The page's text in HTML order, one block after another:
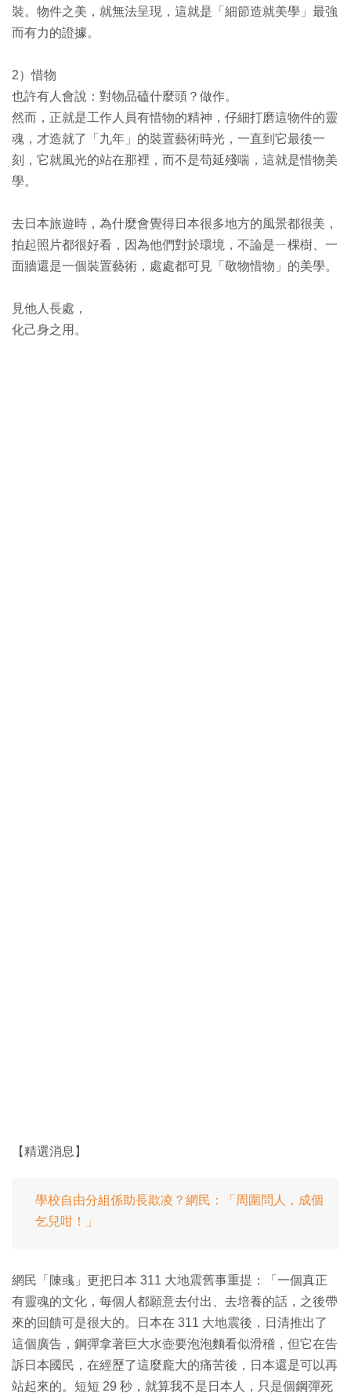
裝。物件之美，就無法呈現，這就是「細節造就美學」最強
而有力的證據。
2）惜物
也許有人會說：對物品磕什麼頭？做作。
然而，正就是工作人員有惜物的精神，仔細打磨這物件的靈
魂，才造就了「九年」的裝置藝術時光，一直到它最後一
刻，它就風光的站在那裡，而不是苟延殘喘，這就是惜物美
學。
去日本旅遊時，為什麼會覺得日本很多地方的風景都很美，
拍起照片都很好看，因為他們對於環境，不論是ㄧ棵樹、一
面牆還是一個裝置藝術，處處都可見「敬物惜物」的美學。
見他人長處，
化己身之用。
【精選消息】
學校自由分組係助長欺凌？網民：「周圍問人，成個
乞兒咁！」
網民「陳彧」更把日本 311 大地震舊事重提：「一個真正
有靈魂的文化，每個人都願意去付出、去培養的話，之後帶
來的回饋可是很大的。日本在 311 大地震後，日清推出了
這個廣告，鋼彈拿著巨大水壺要泡泡麵看似滑稽，但它在告
訴日本國民，在經歷了這麼龐大的痛苦後，日本還是可以再
站起來的。短短 29 秒，就算我不是日本人，只是個鋼彈死